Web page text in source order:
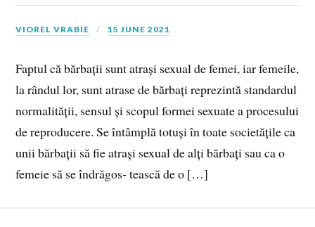
VIOREL VRABIE 15 JUNE 2021
Faptul că bărbații sunt atrași sexual de femei, iar femeile,
la rândul lor, sunt atrase de bărbați reprezintă standardul
normalității, sensul și scopul formei sexuate a procesului
de reproducere. Se întâmplă totuși în toate societățile ca
unii bărbații să fie atrași sexual de alți bărbați sau ca o
femeie să se îndrăgos‑ tească de o […]